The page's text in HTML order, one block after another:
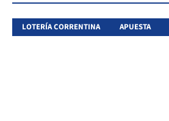
LOTERÍA CORRENTINA APUESTA